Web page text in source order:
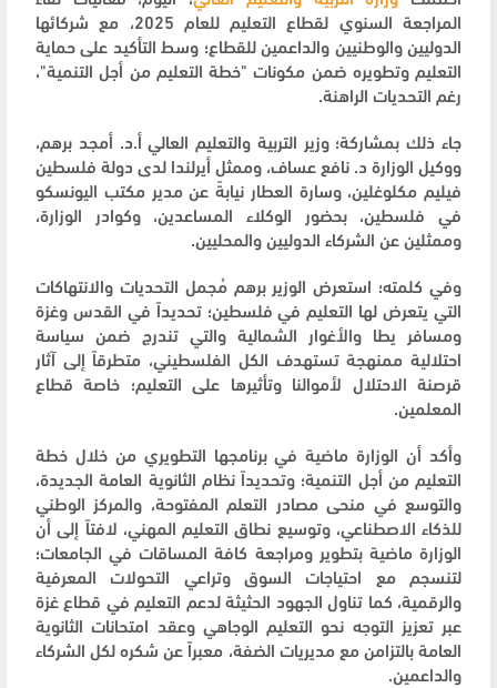
المراجعة السنوي لقطاع التعليم للعام 2025، مع شركائها
الدوليين والوطنيين والداعمين للقطاع؛ وسط التأكيد على حماية
التعليم وتطويره ضمن مكونات "خطة التعليم من أجل التنمية"،
رغم التحديات الراهنة.
جاء ذلك بمشاركة؛ وزير التربية والتعليم العالي أ.د. أمجد برهم،
ووكيل الوزارة د. نافع عساف، وممثل أيرلندا لدى دولة فلسطين
فيليم مكلوغلين، وسارة العطار نيابةً عن مدير مكتب اليونسكو
في فلسطين، بحضور الوكلاء المساعدين، وكوادر الوزارة،
وممثلين عن الشركاء الدوليين والمحليين.
وفي كلمته؛ استعرض الوزير برهم مُجمل التحديات والانتهاكات
التي يتعرض لها التعليم في فلسطين؛ تحديداً في القدس وغزة
ومسافر يطا والأغوار الشمالية والتي تندرج ضمن سياسة
احتلالية ممنهجة تستهدف الكل الفلسطيني، متطرقاً إلى آثار
قرصنة الاحتلال لأموالنا وتأثيرها على التعليم؛ خاصة قطاع
المعلمين.
وأكد أن الوزارة ماضية في برنامجها التطويري من خلال خطة
التعليم من أجل التنمية؛ وتحديداً نظام الثانوية العامة الجديدة،
والتوسع في منحى مصادر التعلم المفتوحة، والمركز الوطني
للذكاء الاصطناعي، وتوسيع نطاق التعليم المهني، لافتاً إلى أن
الوزارة ماضية بتطوير ومراجعة كافة المساقات في الجامعات؛
لتنسجم مع احتياجات السوق وتراعي التحولات المعرفية
والرقمية، كما تناول الجهود الحثيثة لدعم التعليم في قطاع غزة
عبر تعزيز التوجه نحو التعليم الوجاهي وعقد امتحانات الثانوية
العامة بالتزامن مع مديريات الضفة، معبراً عن شكره لكل الشركاء
والداعمين.